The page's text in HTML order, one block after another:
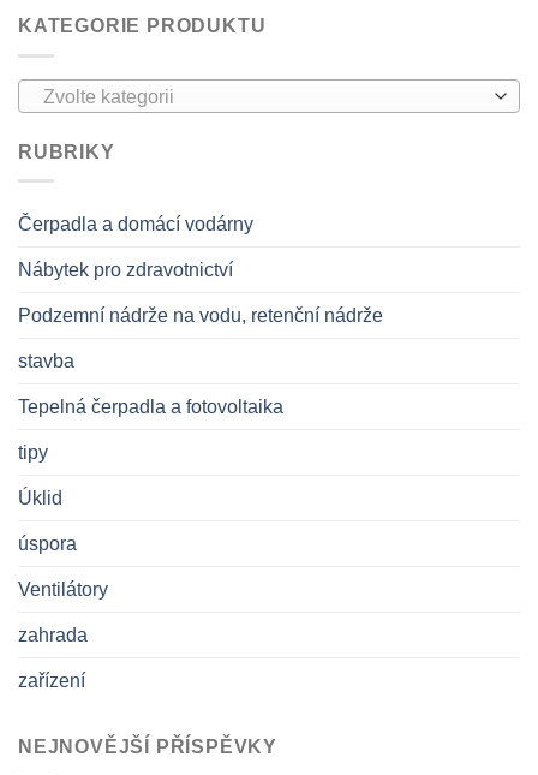
KATEGORIE PRODUKTU
Zvolte kategorii
RUBRIKY
Čerpadla a domácí vodárny
Nábytek pro zdravotnictví
Podzemní nádrže na vodu, retenční nádrže
stavba
Tepelná čerpadla a fotovoltaika
tipy
Úklid
úspora
Ventilátory
zahrada
zařízení
NEJNOVĚJŠÍ PŘÍSPĚVKY